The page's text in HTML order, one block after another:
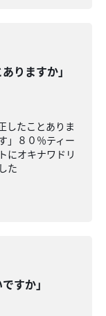
りますか」
したことありま
」８０％ティー
にオキナワドリ
た
すか」